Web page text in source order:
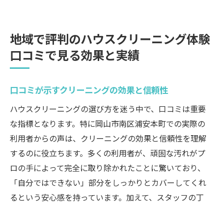
グ技術
効果的なクリーニングで心地よい暮らしを
住まいを清潔に保つためのクリーニングの
地域で評判のハウスクリーニング体験
口コミで見る効果と実績
口コミが示すクリーニングの効果と信頼性
ハウスクリーニングの選び方を迷う中で、口コミは重要
な指標となります。特に岡山市南区浦安本町での実際の
利用者からの声は、クリーニングの効果と信頼性を理解
するのに役立ちます。多くの利用者が、頑固な汚れがプ
ロの手によって完全に取り除かれたことに驚いており、
「自分ではできない」部分をしっかりとカバーしてくれ
るという安心感を持っています。加えて、スタッフの丁